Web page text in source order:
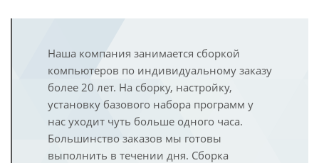
Наша компания занимается сборкой
компьютеров по индивидуальному заказу
более 20 лет. На сборку, настройку,
установку базового набора программ у
нас уходит чуть больше одного часа.
Большинство заказов мы готовы
выполнить в течении дня. Сборка